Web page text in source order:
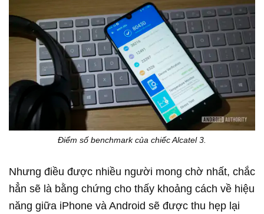
Điểm số benchmark của chiếc Alcatel 3.
Nhưng điều được nhiều người mong chờ nhất, chắc
hẳn sẽ là bằng chứng cho thấy khoảng cách về hiệu
năng giữa iPhone và Android sẽ được thu hẹp lại